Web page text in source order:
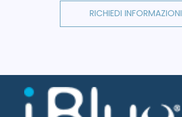
RICHIEDI INFORMAZIONI